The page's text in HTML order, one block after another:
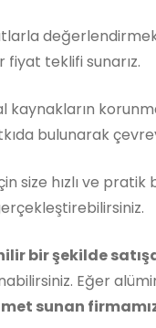
fiyat teklifi sunarız.
bulunarak
size hızlı ve pratik
bir şekilde
Eğer
sunan